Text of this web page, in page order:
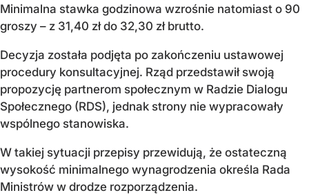
Minimalna stawka godzinowa wzrośnie natomiast o 90
groszy – z 31,40 zł do 32,30 zł brutto.
Decyzja została podjęta po zakończeniu ustawowej
procedury konsultacyjnej. Rząd przedstawił swoją
propozycję partnerom społecznym w Radzie Dialogu
Społecznego (RDS), jednak strony nie wypracowały
wspólnego stanowiska.
W takiej sytuacji przepisy przewidują, że ostateczną
wysokość minimalnego wynagrodzenia określa Rada
Ministrów w drodze rozporządzenia.